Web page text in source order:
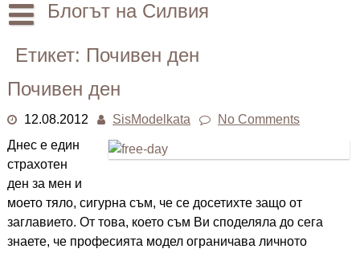
Skip
to
Блогът на Силвия
Етикет: Почивен ден
Почивен ден
12.08.2012 SisModelkata
No Comments
Днес е един
страхотен
ден за мен и
моето тяло, сигурна съм, че се досетихте защо от
заглавието. От това, което съм Ви споделяла до сега
знаете, че професията модел ограничава личното